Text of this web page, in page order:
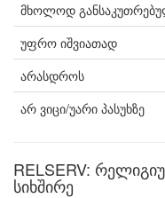
მხოლოდ
უფრო იშვიათად
არასდროს
არ ვიცი/უარი პასუხზე
RELSERV:
სიხშირე